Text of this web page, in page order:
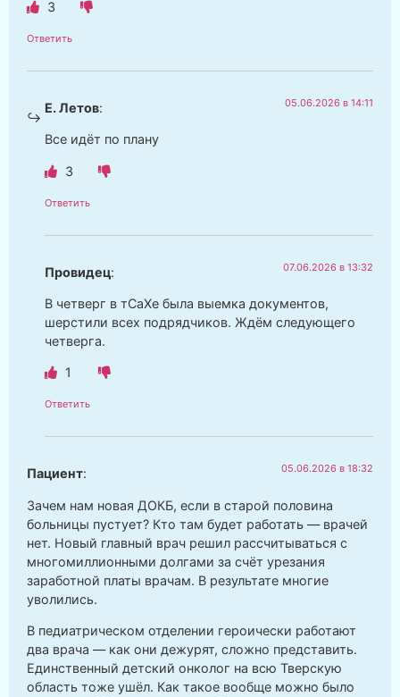
3
Ответить
Е. Летов: 05.06.2026 в 14:11
Все идёт по плану
3
Ответить
Провидец: 07.06.2026 в 13:32
В четверг в тСаХе была выемка документов,
шерстили всех подрядчиков. Ждём следующего
четверга.
1
Ответить
Пациент: 05.06.2026 в 18:32
Зачем нам новая ДОКБ, если в старой половина
больницы пустует? Кто там будет работать — врачей
нет. Новый главный врач решил рассчитываться с
многомиллионными долгами за счёт урезания
заработной платы врачам. В результате многие
уволились.
В педиатрическом отделении героически работают
два врача — как они дежурят, сложно представить.
Единственный детский онколог на всю Тверскую
область тоже ушёл. Как такое вообще можно было